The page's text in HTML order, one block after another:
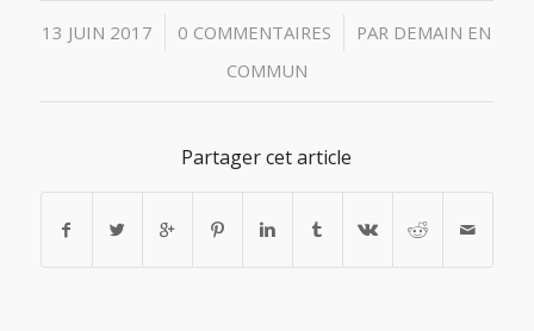
13 JUIN 2017
/ 0 COMMENTAIRES
/ PAR DEMAIN EN
COMMUN
Partager cet article